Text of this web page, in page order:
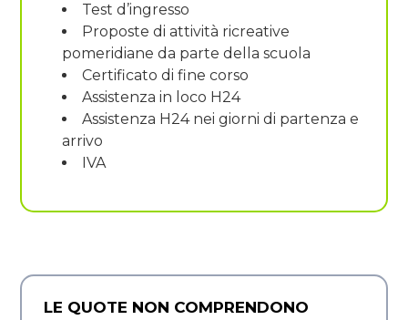
Test d’ingresso
Proposte di attività ricreative
pomeridiane da parte della scuola
Certificato di fine corso
Assistenza in loco H24
Assistenza H24 nei giorni di partenza e
arrivo
IVA
LE QUOTE NON COMPRENDONO